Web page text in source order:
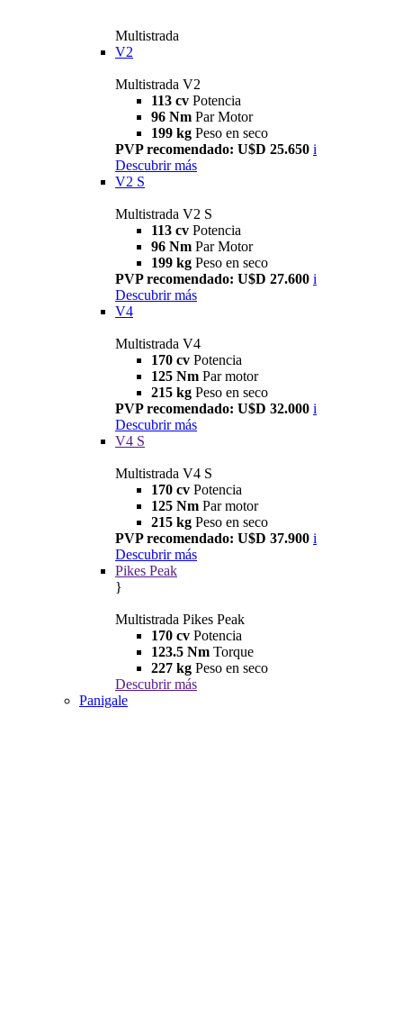
Multistrada
V2
Multistrada V2
113 cv Potencia
96 Nm Par Motor
199 kg Peso en seco
PVP recomendado: U$D 25.650 i
Descubrir más
V2 S
Multistrada V2 S
113 cv Potencia
96 Nm Par Motor
199 kg Peso en seco
PVP recomendado: U$D 27.600 i
Descubrir más
V4
Multistrada V4
170 cv Potencia
125 Nm Par motor
215 kg Peso en seco
PVP recomendado: U$D 32.000 i
Descubrir más
V4 S
Multistrada V4 S
170 cv Potencia
125 Nm Par motor
215 kg Peso en seco
PVP recomendado: U$D 37.900 i
Descubrir más
Pikes Peak
}
Multistrada Pikes Peak
170 cv Potencia
123.5 Nm Torque
227 kg Peso en seco
Descubrir más
Panigale